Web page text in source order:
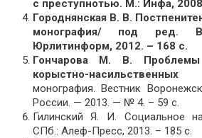
с преступнотью. М.: Инфа,
Городнянская В. В.
монография/ под ред.
Юрлитинформ, 2012. – 168 с.
Гончарова М. В. Проблемы
корыстно-
монография. Вестник
России. — 2013. — № 4. – 59 с.
Гилинский Я. И. Социальное
СПб.: Алеф-Пресс, 2013. – 185 с.